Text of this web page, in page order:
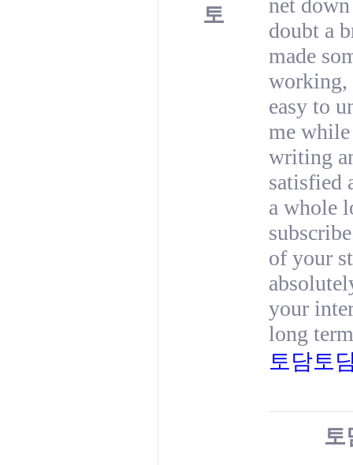
토
net
doubt a
made
working,
easy to
me
writing
satisfied
a whole
of your
your
long
토담토
토